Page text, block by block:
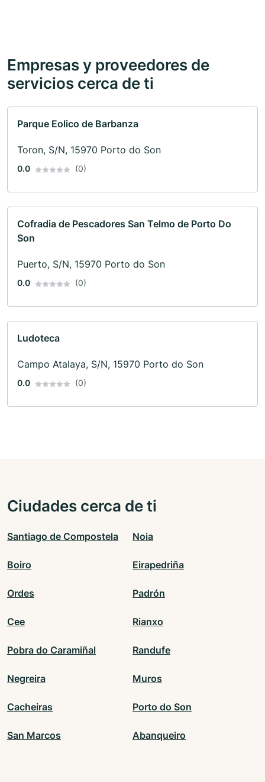
Empresas y proveedores de
servicios cerca de ti
Parque Eolico de Barbanza
Toron, S/N, 15970 Porto do Son
0.0 (0)
Cofradia de Pescadores San Telmo de Porto Do
Son
Puerto, S/N, 15970 Porto do Son
0.0 (0)
Ludoteca
Campo Atalaya, S/N, 15970 Porto do Son
0.0 (0)
Ciudades cerca de ti
Santiago de Compostela Noia
Boiro Eirapedriña
Ordes Padrón
Cee Rianxo
Pobra do Caramiñal Randufe
Negreira Muros
Cacheiras Porto do Son
San Marcos Abanqueiro